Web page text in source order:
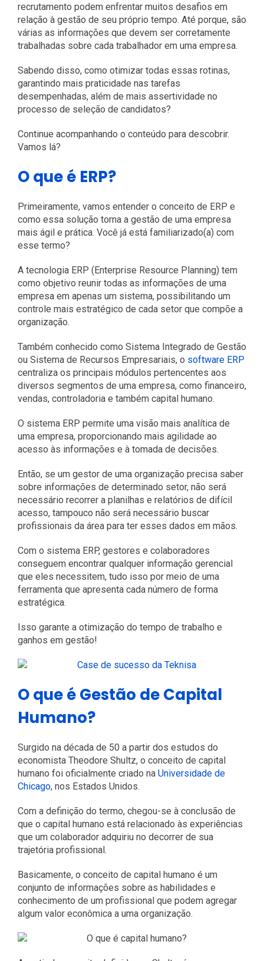
recrutamento podem enfrentar muitos desafios em
relação à gestão de seu próprio tempo. Até porque, são
várias as informações que devem ser corretamente
trabalhadas sobre cada trabalhador em uma empresa.
Sabendo disso, como otimizar todas essas rotinas,
garantindo mais praticidade nas tarefas
desempenhadas, além de mais assertividade no
processo de seleção de candidatos?
Continue acompanhando o conteúdo para descobrir.
Vamos lá?
O que é ERP?
Primeiramente, vamos entender o conceito de ERP e
como essa solução torna a gestão de uma empresa
mais ágil e prática. Você já está familiarizado(a) com
esse termo?
A tecnologia ERP (Enterprise Resource Planning) tem
como objetivo reunir todas as informações de uma
empresa em apenas um sistema, possibilitando um
controle mais estratégico de cada setor que compõe a
organização.
Também conhecido como Sistema Integrado de Gestão
ou Sistema de Recursos Empresariais, o software ERP
centraliza os principais módulos pertencentes aos
diversos segmentos de uma empresa, como financeiro,
vendas, controladoria e também capital humano.
O sistema ERP permite uma visão mais analítica de
uma empresa, proporcionando mais agilidade ao
acesso às informações e à tomada de decisões.
Então, se um gestor de uma organização precisa saber
sobre informações de determinado setor, não será
necessário recorrer a planilhas e relatórios de difícil
acesso, tampouco não será necessário buscar
profissionais da área para ter esses dados em mãos.
Com o sistema ERP, gestores e colaboradores
conseguem encontrar qualquer informação gerencial
que eles necessitem, tudo isso por meio de uma
ferramenta que apresenta cada número de forma
estratégica.
Isso garante a otimização do tempo de trabalho e
ganhos em gestão!
O que é Gestão de Capital
Humano?
Surgido na década de 50 a partir dos estudos do
economista Theodore Shultz, o conceito de capital
humano foi oficialmente criado na Universidade de
Chicago, nos Estados Unidos.
Com a definição do termo, chegou-se à conclusão de
que o capital humano está relacionado às experiências
que um colaborador adquiriu no decorrer de sua
trajetória profissional.
Basicamente, o conceito de capital humano é um
conjunto de informações sobre as habilidades e
conhecimento de um profissional que podem agregar
algum valor econômica a uma organização.